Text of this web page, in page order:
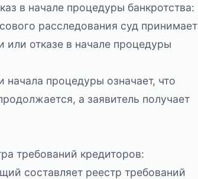
в начале процедуры банкротства:
расследования суд принимает
отказе в начале процедуры
процедуры означает, что
а заявитель получает
требований кредиторов:
составляет реестр требований